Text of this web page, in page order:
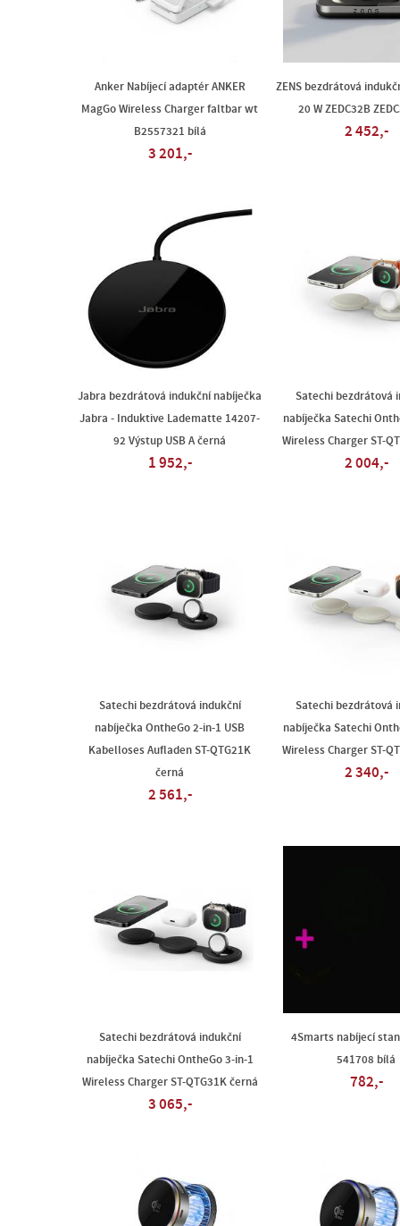
Anker Nabíjecí adaptér ANKER
MagGo Wireless Charger faltbar wt
B2557321 bílá
3 201,-
ZENS bezdrátová
20 W ZEDC32B
2 452,-
Jabra bezdrátová indukční nabíječka
Jabra - Induktive Ladematte 14207-
92 Výstup USB A černá
1 952,-
Satechi bezdrátová
nabíječka Satechi
Wireless Charger ST-
2 004,-
Satechi bezdrátová indukční
nabíječka OntheGo 2-in-1 USB
Kabelloses Aufladen ST-QTG21K
černá
2 561,-
Satechi bezdrátová
nabíječka Satechi
Wireless Charger ST-
2 340,-
Satechi bezdrátová indukční
nabíječka Satechi OntheGo 3-in-1
Wireless Charger ST-QTG31K černá
3 065,-
4Smarts nabíjecí
541708 bílá
782,-